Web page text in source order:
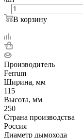
В корзину
Производитель
Ferrum
Ширина, мм
115
Высота, мм
250
Страна производства
Россия
Диаметр дымохода